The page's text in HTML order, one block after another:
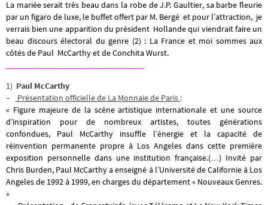
La mariée serait très beau dans la robe de J.P. Gaultier, sa barbe fleurie
par un figaro de luxe, le buffet offert par M. Bergé et pour l’attraction, je
verrais bien une apparition du président Hollande qui viendrait faire un
beau discours électoral du genre (2) : La France et moi sommes aux
côtés de Paul McCarthy et de Conchita Wurst.
1) Paul McCarthy
–
Présentation officielle de La Monnaie de Paris :
« Figure majeure de la scène artistique internationale et une source
d’inspiration pour de nombreux artistes, toutes générations
confondues, Paul McCarthy insuffle l’énergie et la capacité de
réinvention permanente propre à Los Angeles dans cette première
exposition personnelle dans une institution française.(…) Invité par
Chris Burden, Paul McCarthy a enseigné à l’Université de Californie à Los
Angeles de 1992 à 1999, en charges du département « Nouveaux Genres.
»